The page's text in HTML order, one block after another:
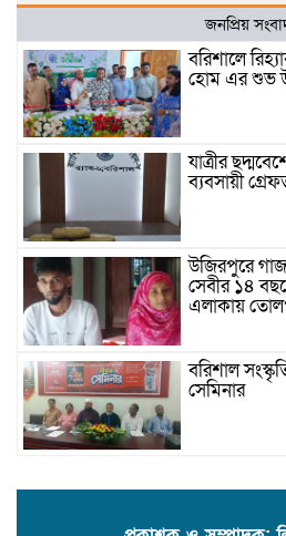
জনপ্রিয়
বরিশালে
হোম এর শুভ
যাত্রীর
ব্যবসায়ী
উজিরপুরে
সেবীর ১৪
এলাকায়
বরিশাল
সেমিনার
অস্থিরতা: